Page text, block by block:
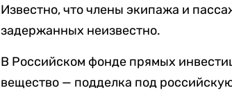
Известно, что члены экипажа и
задержанных неизвестно.
В Российском фонде прямых
вещество — подделка под